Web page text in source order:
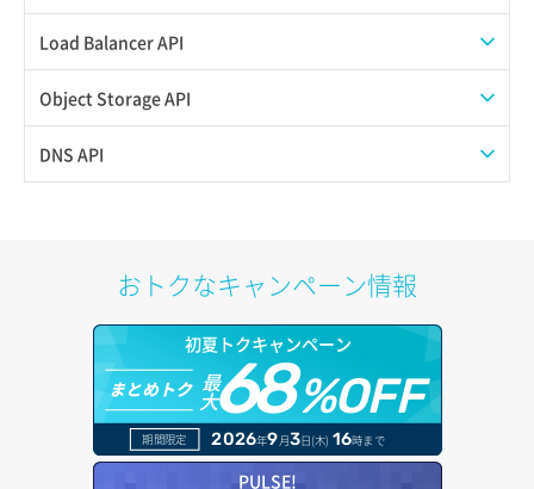
イメージ一覧取得
イメージ保存容量変更
イメージ詳細取得
SSHキーペア一覧取得
SSHキーペア作成
アタッチ済みポート詳細取得
アタッチ済みボリューム一覧
アタッチ済みボリューム詳細取得
コンソールURL発行
QoSポリシー一覧取得
QoSポリシー詳細取得
サブネット一覧取得
サブネット詳細取得
セキュリティグループ ルール一覧取得
セキュリティグループ ルール作成
セキュリティグループ ルール削除
Load Balancer API
プール一覧取得
プール作成
ヘルスモニタ一覧取得
ヘルスモニタ作成
ヘルスモニタ削除
Object Storage API
Web公開
オブジェクトダウンロード
オブジェクトバージョン管理
オブジェクト一覧取得
DNS API
ドメイン情報登録
ドメイン詳細取得
レコード一覧取得
おトクなキャンペーン情報
初夏トクキャンペーン
まとめトク 最
大68%OFF
期間限定 2026年9月3日(木) 16時まで
PULSE!